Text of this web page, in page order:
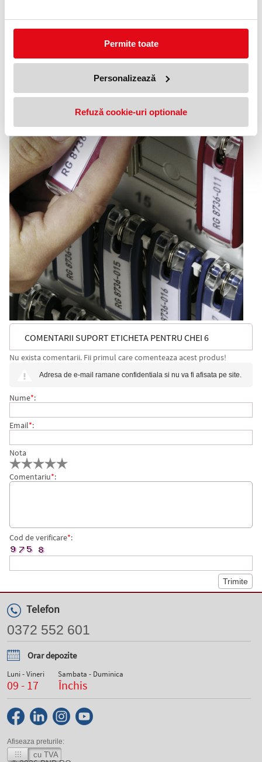
Permite toate
Personalizează
Refuză cookie-uri optionale
COMENTARII SUPORT ETICHETA PENTRU CHEI 6
BUC/SET DURABLE
Nu exista comentarii. Fii primul care comenteaza acest produs!
Adresa de e-mail ramane confidentiala si nu va fi afisata pe site.
Nume*:
Email*:
Nota
Comentariu*:
Cod de verificare*:
Telefon
0372 552 601
Orar depozite
Luni - Vineri
09 - 17
Sambata - Duminica
Închis
Afiseaza preturile:
cu TVA